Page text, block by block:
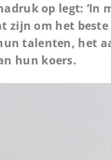
op legt: ‘In
om het
talenten, het
hun koers.